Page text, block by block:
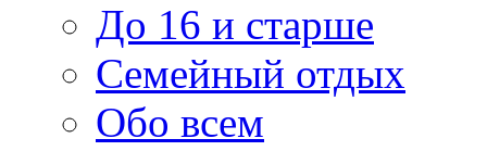
До 16 и старше
Семейный отдых
Обо всем